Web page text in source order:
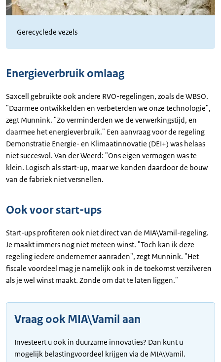
Gerecyclede vezels
Energieverbruik omlaag
Saxcell gebruikte ook andere RVO-regelingen, zoals de WBSO.
"Daarmee ontwikkelden en verbeterden we onze technologie",
zegt Munnink. "Zo verminderden we de verwerkingstijd, en
daarmee het energieverbruik." Een aanvraag voor de regeling
Demonstratie Energie- en Klimaatinnovatie (DEI+) was helaas
niet succesvol. Van der Weerd: "Ons eigen vermogen was te
klein. Logisch als start-up, maar we konden daardoor de bouw
van de fabriek niet versnellen.
Ook voor start-ups
Start-ups profiteren ook niet direct van de MIA\Vamil-regeling.
Je maakt immers nog niet meteen winst. "Toch kan ik deze
regeling iedere ondernemer aanraden", zegt Munnink. "Het
fiscale voordeel mag je namelijk ook in de toekomst verzilveren
als je wel winst maakt. Zonde om dat te laten liggen."
Vraag ook MIA\Vamil aan
Investeert u ook in duurzame innovaties? Dan kunt u
mogelijk belastingvoordeel krijgen via de MIA\Vamil.